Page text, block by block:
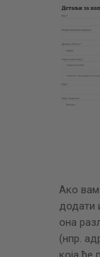
Ако
додати
она
(нпр.